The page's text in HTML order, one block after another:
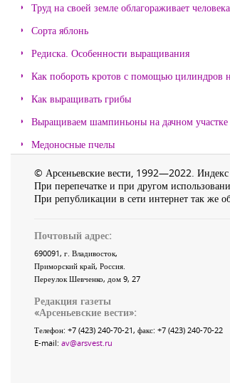
Труд на своей земле облагораживает человека
Сорта яблонь
Редиска. Особенности выращивания
Как побороть кротов с помощью цилиндров
Как выращивать грибы
Выращиваем шампиньоны на дачном участке
Медоносные пчелы
© Арсеньевские вести, 1992—2022.
При перепечатке и при другом
При републикации в сети интернет так же
Почтовый адрес:
690091, г. Владивосток,
Приморский край, Россия.
Переулок Шевченко, дом 9, 27
Редакция газеты
«Арсеньевские вести»:
Телефон: +7 (423) 240-70-21, факс: +7 (423) 240-70-22
E-mail: av@arsvest.ru